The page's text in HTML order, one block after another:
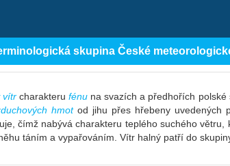
skupina České
vítr charakterufénu na svazích a předhořích
hmotod jihu přes hřebeny uvedených
čímž nabývá charakteru teplého suchého
táním a vypařováním. Vítr halný patří do